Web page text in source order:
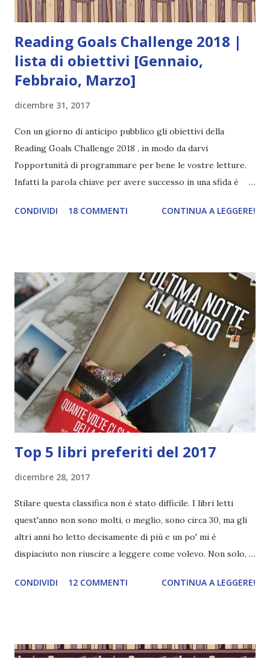
Reading Goals Challenge 2018 |
lista di obiettivi [Gennaio,
Febbraio, Marzo]
dicembre 31, 2017
Con un giorno di anticipo pubblico gli obiettivi della
Reading Goals Challenge 2018 , in modo da darvi
l'opportunità di programmare per bene le vostre letture.
Infatti la parola chiave per avere successo in una sfida è
Stampate (o copiate in un foglio word) la lista, accanto
per uscire dalla comfort zone e magari iniziare un tipo di
libro che ci ripromettiamo di leggere da secoli! Seconda
cosa che voglio dirvi è di non preoccuparvi se pensate di
non riuscire a completarli tutti e 100. Ne ho scelti tanti in
modo da avere più scelta. L'importante è, sempre e
comunque, leggere .
CONDIVIDI 18 COMMENTI CONTINUA A LEGGERE!
Top 5 libri preferiti del 2017
dicembre 28, 2017
Stilare questa classifica non è stato difficile. I libri letti
quest'anno non sono molti, o meglio, sono circa 30, ma gli
altri anni ho letto decisamente di più e un po' mi è
dispiaciuto non riuscire a leggere come volevo. Non solo,
piaciuti si contano sulle dita di una mano. TOP 5 LIBRI
CONDIVIDI 12 COMMENTI CONTINUA A LEGGERE!